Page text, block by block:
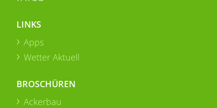
LINKS
Apps
Wetter Aktuell
BROSCHÜREN
Ackerbau